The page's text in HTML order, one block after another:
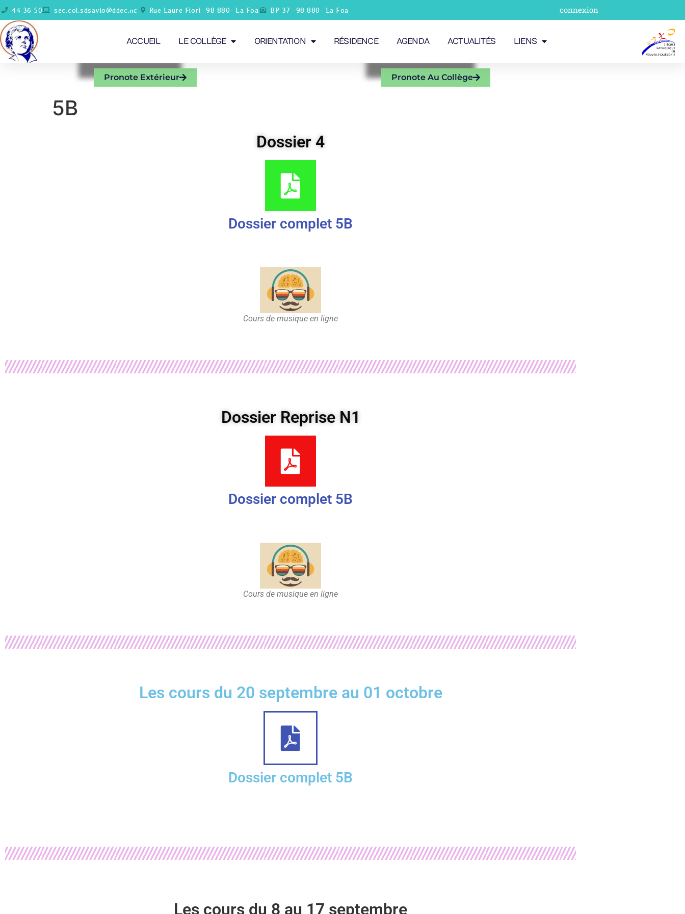
44 36 50 sec.col.sdsavio@ddec.nc Rue Laure Fiori -98 880- La Foa BP 37 -98 880- La Foa connexion
ACCUEIL LE COLLÈGE ORIENTATION RÉSIDENCE AGENDA ACTUALITÉS LIENS
Pronote Extérieur Pronote Au Collège
5B
Dossier 4
Dossier complet 5B
Cours de musique en ligne
Dossier Reprise N1
Dossier complet 5B
Cours de musique en ligne
Les cours du 20 septembre au 01 octobre
Dossier complet 5B
Les cours du 8 au 17 septembre